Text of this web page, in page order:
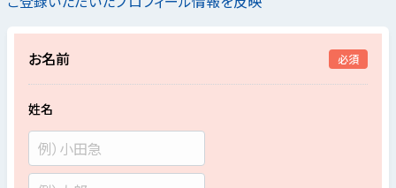
お名前 必須
姓名